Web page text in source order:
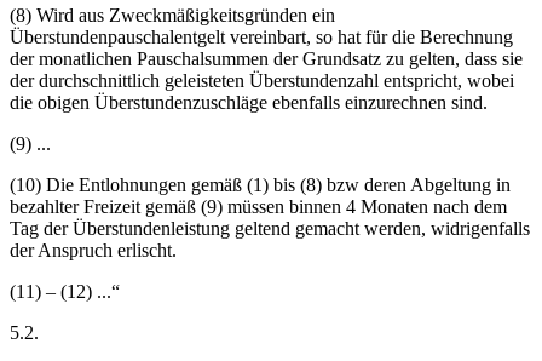
(8) Wird aus Zweckmäßigkeitsgründen ein
Überstundenpauschalentgelt vereinbart, so hat für die Berechnung
der monatlichen Pauschalsummen der Grundsatz zu gelten, dass sie
der durchschnittlich geleisteten Überstundenzahl entspricht, wobei
die obigen Überstundenzuschläge ebenfalls einzurechnen sind.
(9) ...
(10) Die Entlohnungen gemäß (1) bis (8) bzw deren Abgeltung in
bezahlter Freizeit gemäß (9) müssen binnen 4 Monaten nach dem
Tag der Überstundenleistung geltend gemacht werden, widrigenfalls
der Anspruch erlischt.
(11) – (12) ...“
5.2.